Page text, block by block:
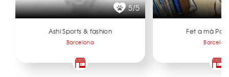
5/5
Ashi Sports & fashion
Barcelona
Fet a mà